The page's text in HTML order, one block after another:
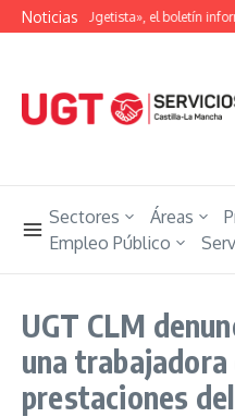
Saltar al contenido
Noticias
«Unión Ugetista», el boletín
Sectores Áreas
Empleo Público
UGT CLM
una
prestaciones